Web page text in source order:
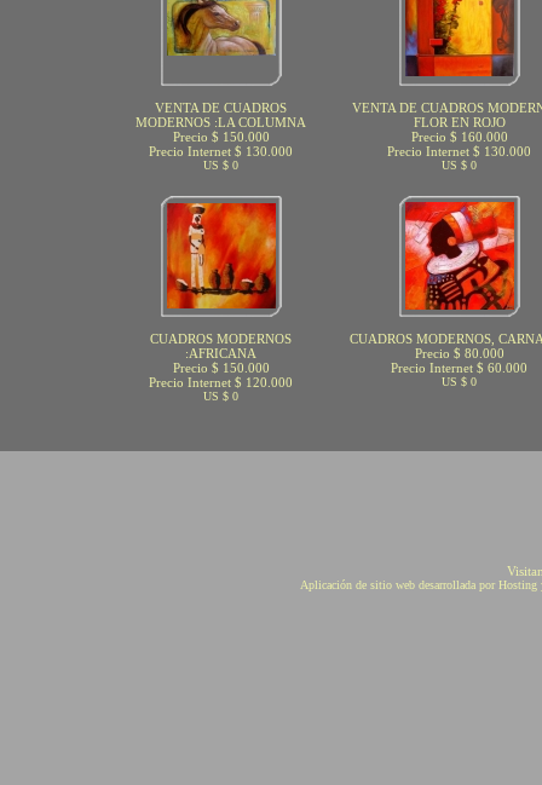
VENTA DE CUADROS
MODERNOS :LA COLUMNA
Precio $ 150.000
Precio Internet $ 130.000
US $ 0
VENTA DE CUADROS
FLOR EN ROJO
Precio $ 160.000
Precio Internet $ 130.000
US $ 0
CUADROS MODERNOS
:AFRICANA
Precio $ 150.000
Precio Internet $ 120.000
US $ 0
CUADROS MODERNOS,
Precio $ 80.000
Precio Internet $ 60.000
US $ 0
Aplicación de sitio web desarrollada por